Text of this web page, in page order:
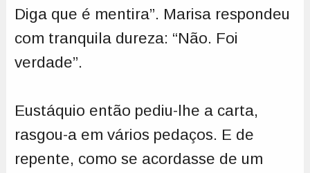
Diga que é mentira”. Marisa respondeu
com tranquila dureza: “Não. Foi
verdade”.
Eustáquio então pediu-lhe a carta,
rasgou-a em vários pedaços. E de
repente, como se acordasse de um